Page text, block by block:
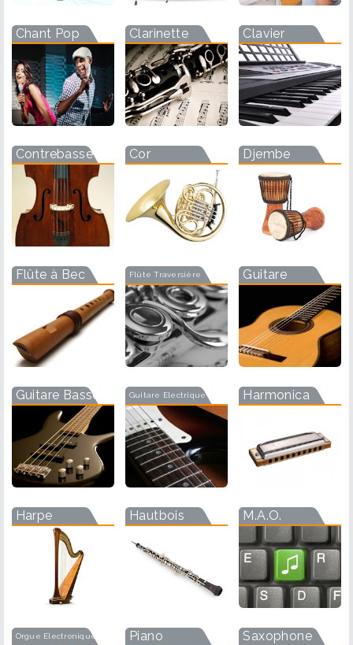
Chant Pop Clarinette Clavier
Contrebasse Cor Djembe
Flûte à Bec Flûte Traversière Guitare
Guitare Basse Guitare Electrique Harmonica
Harpe Hautbois M.A.O.
Orgue Electronique Piano Saxophone